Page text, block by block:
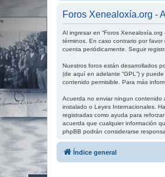
Foros Xenealoxía.org -
Al ingresar en “Foros Xenealoxía.org
términos. En caso contrario por
cuenta periódicamente. Seguir
Nuestros foros están desarrollados
(de aquí en adelante “GPL”) y
contenido permisible. Para más
Acuerda no enviar ningun contenido
instalado o Leyes Internacionales.
registradas como ayuda para
acuerda que cualquier información
phpBB podrán considerarse
Índice general